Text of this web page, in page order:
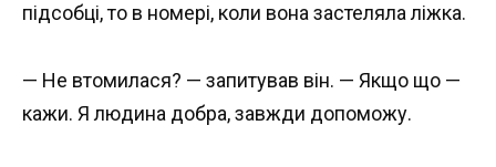
підсобці, то в номері, коли вона застеляла ліжка.
— Не втомилася? — запитував він. — Якщо що —
кажи. Я людина добра, завжди допоможу.